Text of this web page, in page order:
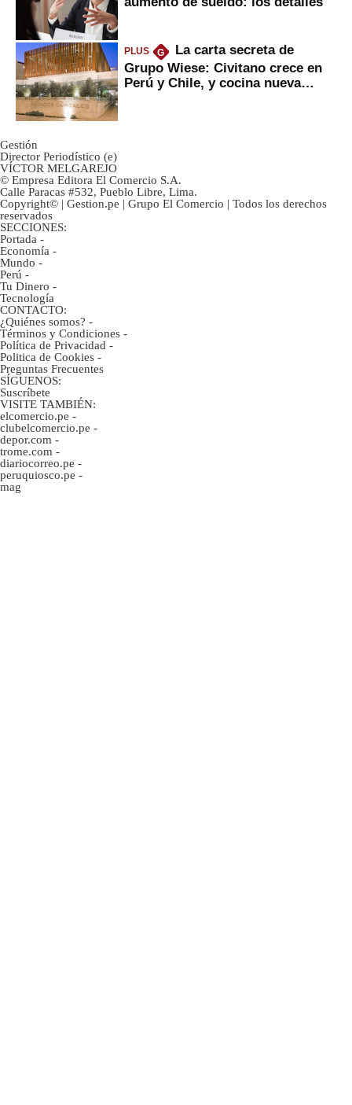
PLUS G
La carta secreta de
Grupo Wiese: Civitano crece en
Perú y Chile, y cocina nueva
Gestión
Director Periodístico (e)
VÍCTOR MELGAREJO
© Empresa Editora El Comercio S.A.
Calle Paracas #532, Pueblo Libre, Lima.
Copyright© | Gestion.pe | Grupo El Comercio | Todos los derechos
reservados
SECCIONES:
Portada -
Economía -
Mundo -
Perú -
Tu Dinero -
Tecnología
CONTACTO:
¿Quiénes somos? -
Términos y Condiciones -
Política de Privacidad -
Politica de Cookies -
Preguntas Frecuentes
SÍGUENOS:
Suscríbete
VISITE TAMBIÉN:
elcomercio.pe -
clubelcomercio.pe -
depor.com -
trome.com -
diariocorreo.pe -
peruquiosco.pe -
mag